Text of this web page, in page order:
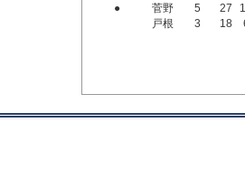
●
菅野 5 27
戸根
3 18